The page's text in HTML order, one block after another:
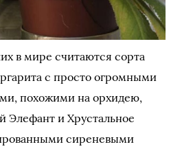
в мире считаются сорта
с просто огромными
похожими на орхидею,
и Хрустальное
сиреневыми